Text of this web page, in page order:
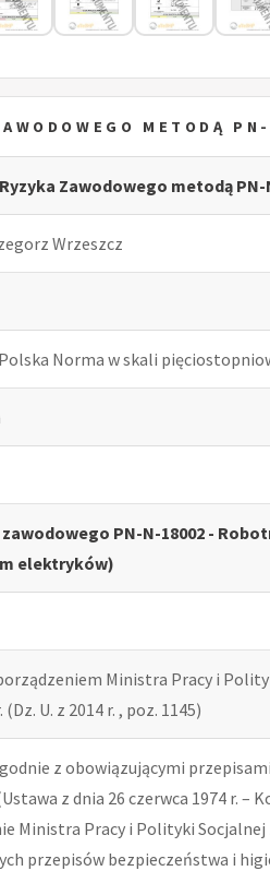
METODĄ
Zawodowego metodą PN-
Wrzeszcz
Norma w skali
zawodowego PN-N-18002 -
elektryków)
Ministra Pracy i
U. z 2014 r. , poz. 1145)
z obowiązującymi
z dnia 26 czerwca 1974 r. –
Ministra Pracy i Polityki Socjalnej
przepisów bezpieczeństwa i